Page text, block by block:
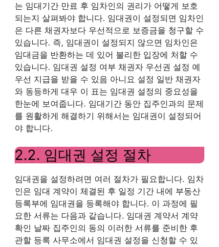
는 임대기간 만료 후 임차인의 권리가 어떻게 보호
되는지 살펴봐야 합니다. 임대권이 설정되면 임차인
은 다른 채권자보다 우선적으로 보증금을 청구할 수
있습니다. 즉, 임대권이 설정되지 않으면 임차인은
임대금을 반환하는 데 있어 불리한 입장에 처할 수
있습니다. 임대권 설정 여부 채권자 우선권 설정 예
우선 지급을 받을 수 있음 아니요 설정 일반 채권자
와 동등하게 대우 이 표는 임대권 설정의 중요성을
한눈에 보여줍니다. 임대기간 동안 집주인과의 문제
를 원활하게 해결하기 위해서는 임대권이 설정되어
야 합니다.
2.2. 임대권 설정 절차
임대권을 설정하려면 여러 절차가 필요합니다. 임차
인은 임대 계약이 체결된 후 일정 기간 내에 부동산
등록부에 임대권을 등록해야 합니다. 이 과정에 필
요한 서류는 다음과 같습니다. 임대권 계약서 계약
확인 날짜 집주인의 동의 이러한 서류를 준비한 후
관할 등록 사무소에서 임대권 설정을 신청할 수 있